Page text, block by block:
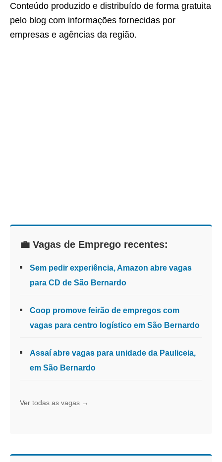
Conteúdo produzido e distribuído de forma gratuita
pelo blog com informações fornecidas por
empresas e agências da região.
💼 Vagas de Emprego recentes:
Sem pedir experiência, Amazon abre vagas
para CD de São Bernardo
Coop promove feirão de empregos com
vagas para centro logístico em São Bernardo
Assaí abre vagas para unidade da Pauliceia,
em São Bernardo
Ver todas as vagas →